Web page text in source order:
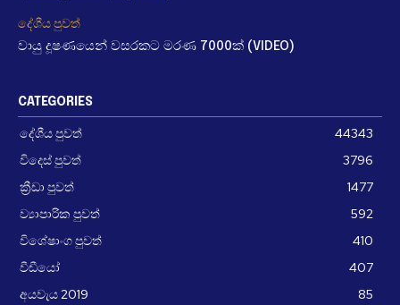
දේශීය පුවත්
වායු දූෂණයෙන් වසරකට මරණ 7000ක් (VIDEO)
CATEGORIES
දේශීය පුවත්
44343
විදෙස් පුවත්
3796
ක්‍රීඩා පුවත්
1477
ව්‍යාපාරික පුවත්
592
විශේෂාංග පුවත්
410
වීඩීයෝ
407
අයවැය 2019
85